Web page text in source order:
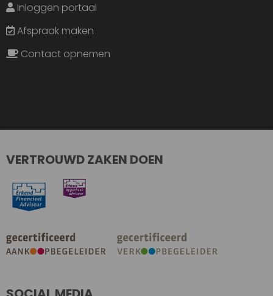
Inloggen portaal
Afspraak maken
Contact opnemen
VERTROUWD ZAKEN DOEN